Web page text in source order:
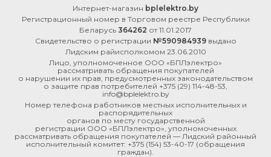
Интернет-магазин bplelektro.by
Регистрационный номер в Торговом реестре Республики
Беларусь 364262 от 11.01.2017
Свидетельство о регистрации №590984939выдано
Лидским райисполкомом 23.06.2010
Лицо, уполномоченное ООО «БПЛэлектро»
рассматривать обращения покупателей
о нарушении их прав, предусмотренных законодательством
о защите прав потребителей +375 (29) 114-48-53
info@bplelektro.by
Номер телефона работников местных исполнительных и
распорядительных
органов по месту государственной
регистрации ООО «БПЛэлектро», уполномоченных
рассматривать обращения покупателей — Лидский районный
исполнительный комитет: +375 (154) 53-40-17 (обращения
граждан).